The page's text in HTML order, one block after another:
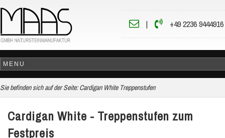
| +49 2236 9444916
Sie befinden sich auf der Seite: Cardigan White Treppenstufen
Cardigan White - Treppenstufen zum
Festpreis